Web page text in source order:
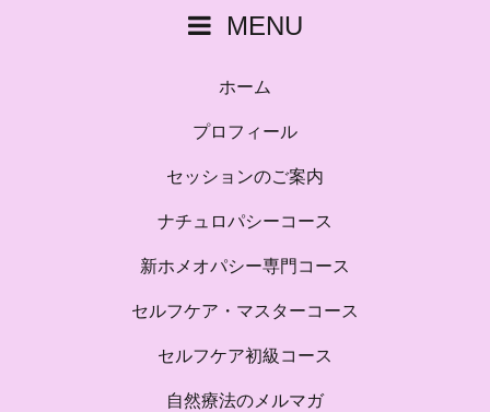
MENU
ホーム
プロフィール
セッションのご案内
ナチュロパシーコース
新ホメオパシー専門コース
セルフケア・マスターコース
セルフケア初級コース
自然療法のメルマガ